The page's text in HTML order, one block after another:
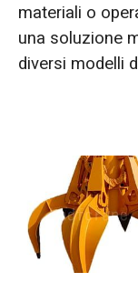
materiali o
una soluzione
diversi modelli